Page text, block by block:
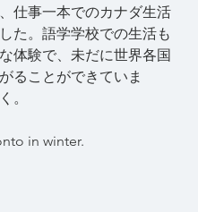
仕事一本でのカナダ生活
た。語学学校での生活も
体験で、未だに世界各国
ることができていま
。
in winter.